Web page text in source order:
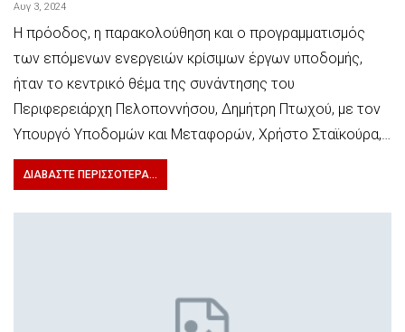
Αυγ 3, 2024
Η πρόοδος, η παρακολούθηση και ο προγραμματισμός
των επόμενων ενεργειών κρίσιμων έργων υποδομής,
ήταν το κεντρικό θέμα της συνάντησης του
Περιφερειάρχη Πελοποννήσου, Δημήτρη Πτωχού, με τον
Υπουργό Υποδομών και Μεταφορών, Χρήστο Σταϊκούρα,…
ΔΙΑΒΆΣΤΕ ΠΕΡΙΣΣΌΤΕΡΑ...